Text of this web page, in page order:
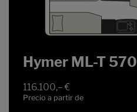
Hymer ML-T 570
116.100,– €
Precio a partir de